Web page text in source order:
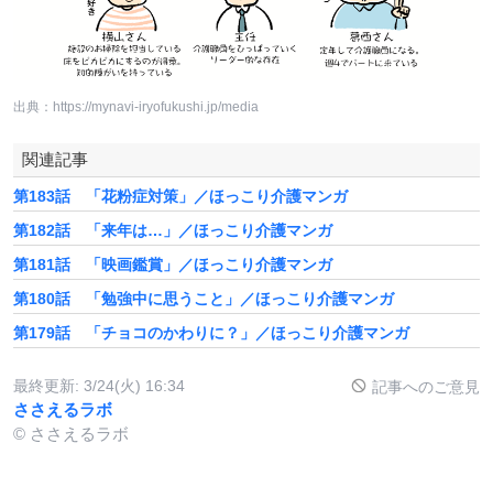
出典：https://mynavi-iryofukushi.jp/media
関連記事
第183話 「花粉症対策」／ほっこり介護マンガ
第182話 「来年は…」／ほっこり介護マンガ
第181話 「映画鑑賞」／ほっこり介護マンガ
第180話 「勉強中に思うこと」／ほっこり介護マンガ
第179話 「チョコのかわりに？」／ほっこり介護マンガ
最終更新: 3/24(火) 16:34 記事へのご意見
ささえるラボ
© ささえるラボ